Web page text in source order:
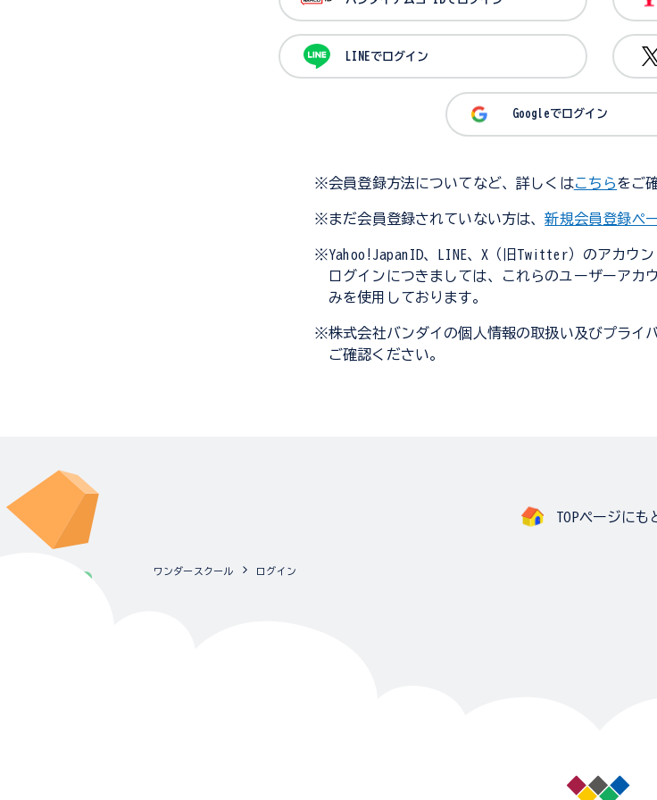
LINEでログイン
Googleでログイン
※会員登録方法についてなど、詳しくはこちらをご
※まだ会員登録されていない方は、新規会員登録ペ
※Yahoo!JapanID、LINE、X（旧Twitter）のアカウ
ログインにつきましては、これらのユーザーアカ
みを使用しております。
※株式会社バンダイの個人情報の取扱い及びプライ
ご確認ください。
TOPページにも
ワンダースクール ログイン